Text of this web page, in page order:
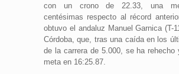
con un crono de 22.33, una
centésimas respecto al récord
obtuvo el andaluz Manuel Garnica (T-
Córdoba, que, tras una caída en los
de la carrera de 5.000, se ha rehecho
meta en 16:25.87.